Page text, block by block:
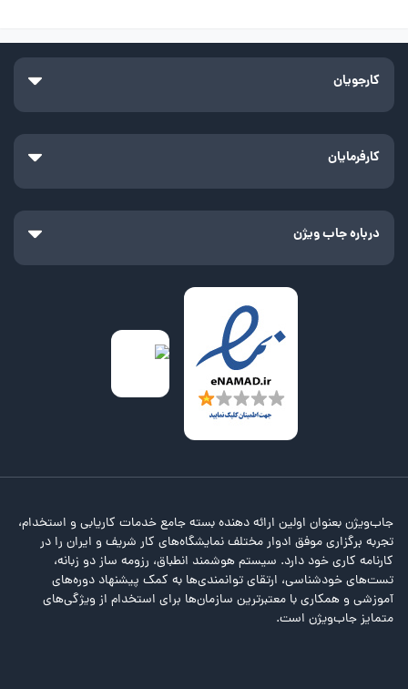
کارجویان
کارفرمایان
درباره جاب ویژن
جاب‌ویژن بعنوان اولین ارائه دهنده بسته جامع خدمات کاریابی و استخدام،
تجربه برگزاری موفق ادوار مختلف نمایشگاه‌های کار شریف و ایران را در
کارنامه کاری خود دارد. سیستم هوشمند انطباق، رزومه ساز دو زبانه،
تست‌های خودشناسی، ارتقای توانمندی‌ها به کمک پیشنهاد دوره‌های
آموزشی و همکاری با معتبرترین سازمان‌ها برای استخدام از ویژگی‌های
متمایز جاب‌ویژن است.